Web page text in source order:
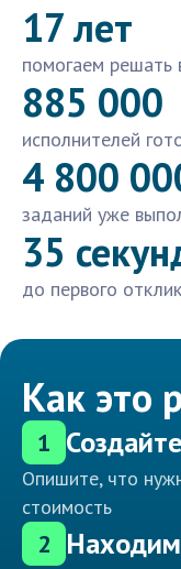
17 лет
помогаем решать
885 000
исполнителей
4 800
заданий уже
35
до первого
Как это
1
Опишите, что
стоимость
2